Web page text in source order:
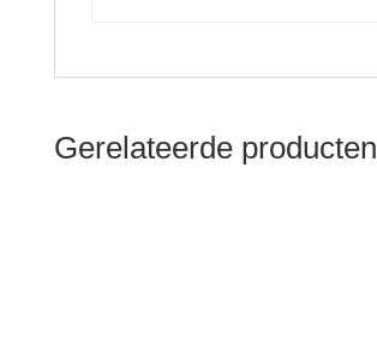
Gerelateerde producten